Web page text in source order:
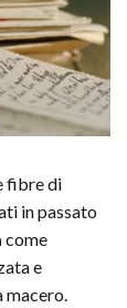
fibre di
in passato
come
e